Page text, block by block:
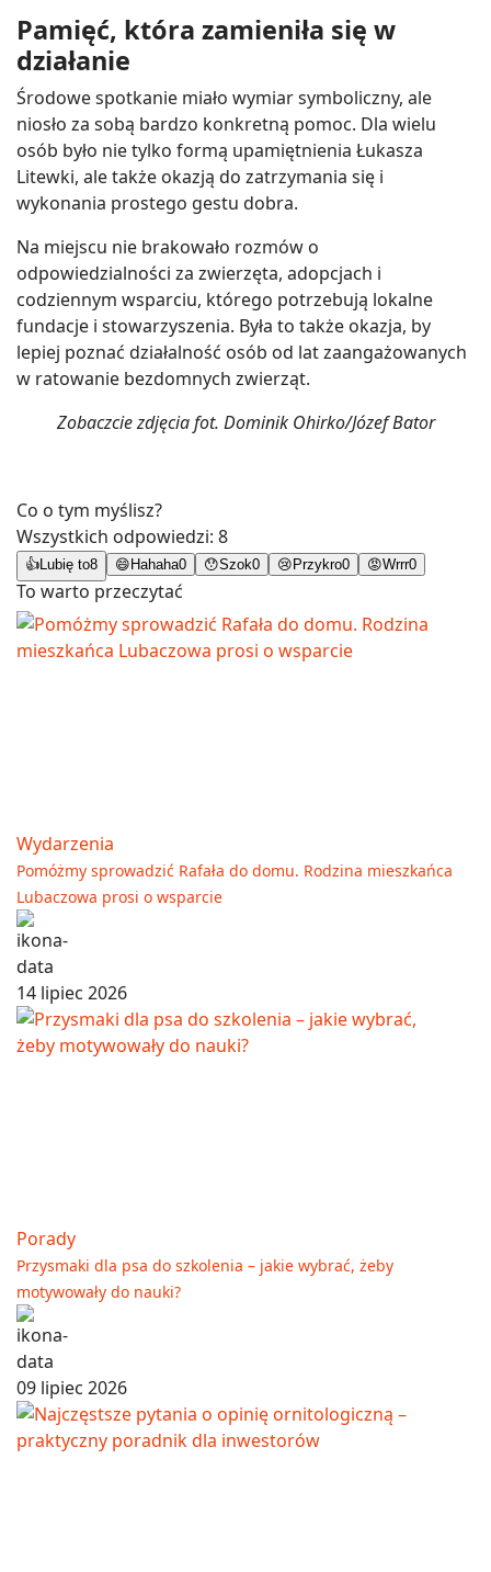
Pamięć, która zamieniła się w
działanie
Środowe spotkanie miało wymiar symboliczny, ale
niosło za sobą bardzo konkretną pomoc. Dla wielu
osób było nie tylko formą upamiętnienia Łukasza
Litewki, ale także okazją do zatrzymania się i
wykonania prostego gestu dobra.
Na miejscu nie brakowało rozmów o
odpowiedzialności za zwierzęta, adopcjach i
codziennym wsparciu, którego potrzebują lokalne
fundacje i stowarzyszenia. Była to także okazja, by
lepiej poznać działalność osób od lat zaangażowanych
w ratowanie bezdomnych zwierząt.
Zobaczcie zdjęcia fot. Dominik Ohirko/Józef Bator
Co o tym myślisz?
Wszystkich odpowiedzi: 8
👍 Lubię to8 😄 Hahaha0 😯Szok0 😢 Przykro0 😡Wrrr0
To warto przeczytać
Wydarzenia
Pomóżmy sprowadzić Rafała do domu. Rodzina mieszkańca
Lubaczowa prosi o wsparcie
14 lipiec 2026
Porady
Przysmaki dla psa do szkolenia – jakie wybrać, żeby
motywowały do nauki?
09 lipiec 2026